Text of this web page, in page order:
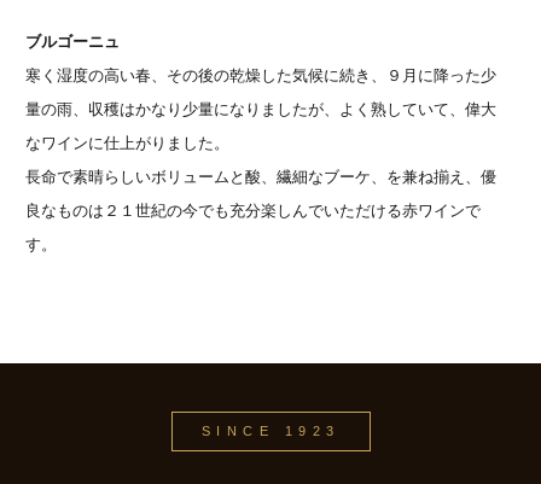
ブルゴーニュ
寒く湿度の高い春、その後の乾燥した気候に続き、９月に降った少
量の雨、収穫はかなり少量になりましたが、よく熟していて、偉大
なワインに仕上がりました。
長命で素晴らしいボリュームと酸、繊細なブーケ、を兼ね揃え、優
良なものは２１世紀の今でも充分楽しんでいただける赤ワインで
す。
SINCE 1923